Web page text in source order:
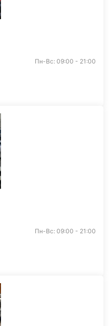
Пн-Вс: 09:00 - 21:00
Пн-Вс: 09:00 - 21:00